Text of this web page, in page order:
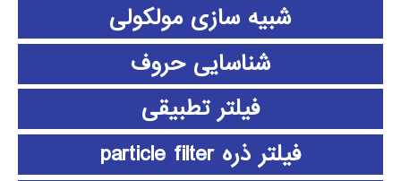
شبیه سازی مولکولی
شناسایی حروف
فیلتر تطبیقی
فیلتر ذره particle filter